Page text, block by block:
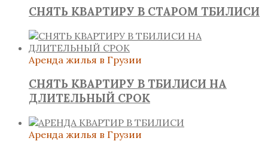
СНЯТЬ КВАРТИРУ В СТАРОМ ТБИЛИСИ
Аренда жилья в Грузии
СНЯТЬ КВАРТИРУ В ТБИЛИСИ НА
ДЛИТЕЛЬНЫЙ СРОК
Аренда жилья в Грузии